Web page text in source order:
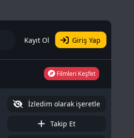
Kayıt Ol Giriş Yap
Filmleri Keşfet
İzledim olarak işeretle
Takip Et